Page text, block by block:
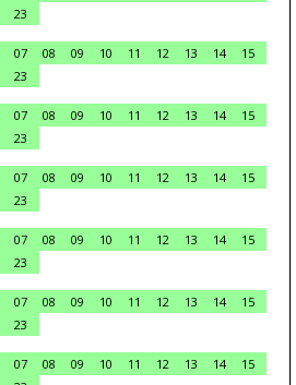
23
07 08 09 10 11 12 13 14
15
23
07 08 09 10 11 12 13 14
15
23
07 08 09 10 11 12 13 14
15
23
07 08 09 10 11 12 13 14
15
23
07 08 09 10 11 12 13 14
15
23
07 08 09 10 11 12 13 14
15